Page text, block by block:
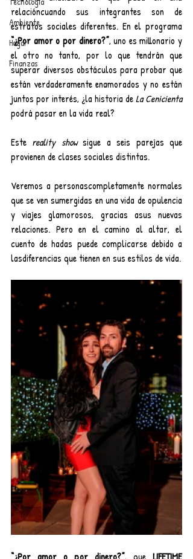
Ambiente
Hogar
Finanzas
relacióncuando sus integrantes son de
“¿Por amor o por dinero?”, uno es millonario y
el otro no tanto, por lo que tendrán que
superar diversos obstáculos para probar que
están verdaderamente enamorados y no están
juntos por interés, ¿la historia de La Cenicienta
podrá pasar en la vida real?
Este reality show sigue a seis parejas que
provienen de clases sociales distintas.
Veremos a personascompletamente normales
que se ven sumergidas en una vida de opulencia
y viajes glamorosos, gracias asus nuevas
relaciones. Pero en el camino al altar, el
cuento de hadas puede complicarse debido a
lasdiferencias que tienen en sus estilos de vida.